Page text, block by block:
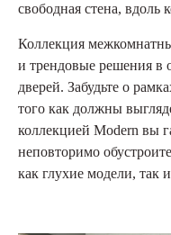
свободная стена, вдоль
Коллекция
и трендовые решения
дверей. Забудьте о
того как должны
коллекцией Modern вы
неповторимо
как глухие модели, так